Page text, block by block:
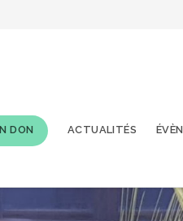
DON ACTUALITÉS